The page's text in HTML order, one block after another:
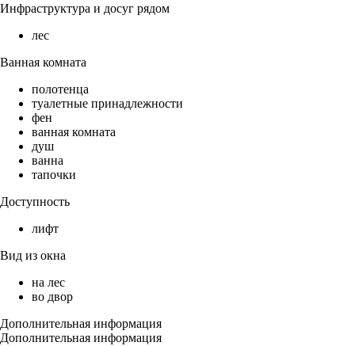
Инфраструктура и досуг рядом
лес
Ванная комната
полотенца
туалетные принадлежности
фен
ванная комната
душ
ванна
тапочки
Доступность
лифт
Вид из окна
на лес
во двор
Дополнительная информация
Дополнительная информация